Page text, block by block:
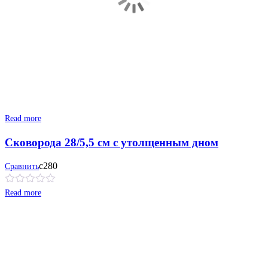
Read more
Сковорода 28/5,5 см с утолщенным дном
Сравнитьс280
Read more